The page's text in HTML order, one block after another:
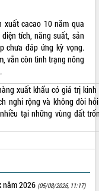
xuất cacao 10 năm qua
tích, năng suất, sản
chưa đáp ứng kỳ vọng.
vẫn còn tình trạng nông
xuất khẩu có giá trị
nghi rộng và không đòi
tại những vùng đất
năm 2026 (05/08/2026, 11:17)